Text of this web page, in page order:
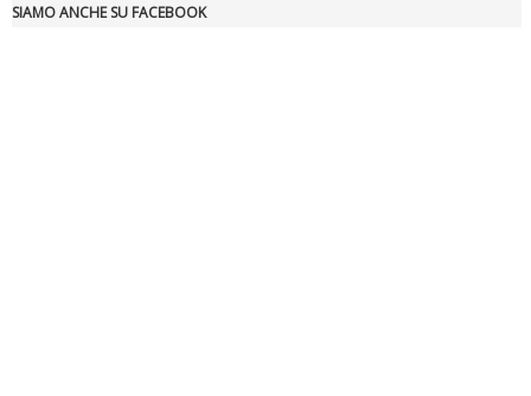
SIAMO ANCHE SU FACEBOOK